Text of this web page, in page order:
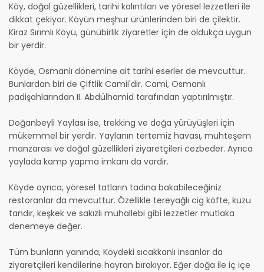
Köy, doğal güzellikleri, tarihi kalıntıları ve yöresel lezzetleri ile
dikkat çekiyor. Köyün meşhur ürünlerinden biri de çilektir.
Kiraz Sırımlı Köyü, günübirlik ziyaretler için de oldukça uygun
bir yerdir.
Köyde, Osmanlı dönemine ait tarihi eserler de mevcuttur.
Bunlardan biri de Çiftlik Camii'dir. Cami, Osmanlı
padişahlarından II. Abdülhamid tarafından yaptırılmıştır.
Doğanbeyli Yaylası ise, trekking ve doğa yürüyüşleri için
mükemmel bir yerdir. Yaylanın tertemiz havası, muhteşem
manzarası ve doğal güzellikleri ziyaretçileri cezbeder. Ayrıca
yaylada kamp yapma imkanı da vardır.
Köyde ayrıca, yöresel tatların tadına bakabileceğiniz
restoranlar da mevcuttur. Özellikle tereyağlı cig köfte, kuzu
tandır, keşkek ve sakızlı muhallebi gibi lezzetler mutlaka
denemeye değer.
Tüm bunların yanında, Köydeki sıcakkanlı insanlar da
ziyaretçileri kendilerine hayran bırakıyor. Eğer doğa ile iç içe